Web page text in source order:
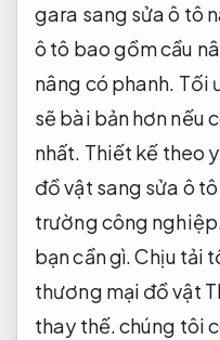
gara sang sửa ô tô
ô tô bao gồm cầu
nâng có phanh. Tối
sẽ bài bản hơn nếu
nhất. Thiết kế theo
đồ vật sang sửa ô
trường công
bạn cần gì.Chịu tải
thương mại đồ vật
thay thế.chúng tôi